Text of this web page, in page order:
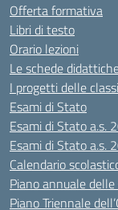
Offerta formativa
Libri di testo
Orario lezioni
Le schede
I progetti delle classi
Esami di Stato
Esami di Stato a.s.
Esami di Stato a.s.
Calendario
Piano annuale
Piano Triennale